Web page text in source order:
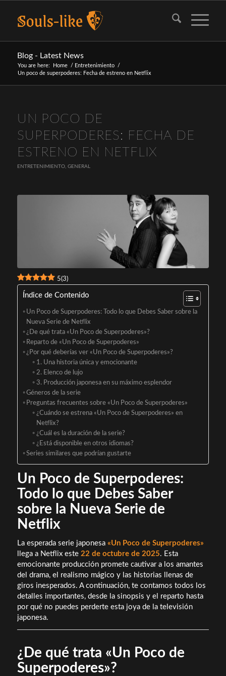
Blog - Latest News
You are here: Home / Entretenimiento
/
Un poco de superpoderes: Fecha de estreno en Netflix
UN POCO DE
SUPERPODERES: FECHA DE
ESTRENO EN NETFLIX
ENTRETENIMIENTO, GENERAL
5(3)
Índice de Contenido
Un Poco de Superpoderes: Todo lo que Debes Saber sobre la
Nueva Serie de Netflix
¿De qué trata «Un Poco de Superpoderes»?
Reparto de «Un Poco de Superpoderes»
¿Por qué deberías ver «Un Poco de Superpoderes»?
1. Una historia única y emocionante
2. Elenco de lujo
3. Producción japonesa en su máximo esplendor
Géneros de la serie
Preguntas frecuentes sobre «Un Poco de Superpoderes»
¿Cuándo se estrena «Un Poco de Superpoderes» en
Netflix?
¿Cuál es la duración de la serie?
¿Está disponible en otros idiomas?
Series similares que podrían gustarte
Un Poco de Superpoderes:
Todo lo que Debes Saber
sobre la Nueva Serie de
Netflix
La esperada serie japonesa «Un Poco de Superpoderes»
llega a Netflix este 22 de octubre de 2025. Esta
emocionante producción promete cautivar a los amantes
del drama, el realismo mágico y las historias llenas de
giros inesperados. A continuación, te contamos todos los
detalles importantes, desde la sinopsis y el reparto hasta
por qué no puedes perderte esta joya de la televisión
japonesa.
¿De qué trata «Un Poco de
Superpoderes»?